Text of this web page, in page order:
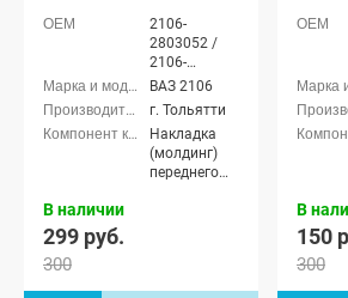
2106-
2803052 /
2106-
2803053
ВАЗ 2106
г. Тольятти
Накладка
(молдинг)
переднего
В наличии
299 руб.
300
В
150
300